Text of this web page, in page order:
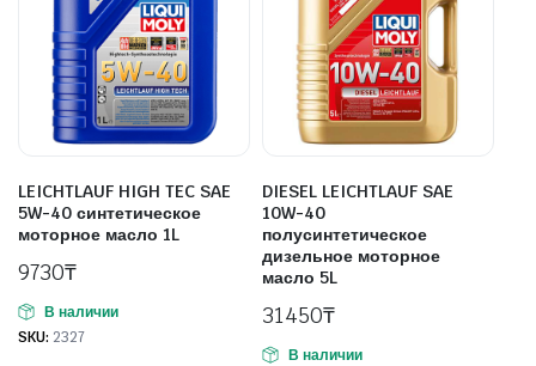
LEICHTLAUF HIGH TEC SAE
5W-40 синтетическое
моторное масло 1L
9730₸
В наличии
SKU: 2327
DIESEL LEICHTLAUF SAE
10W-40
полусинтетическое
дизельное моторное
масло 5L
31450₸
В наличии